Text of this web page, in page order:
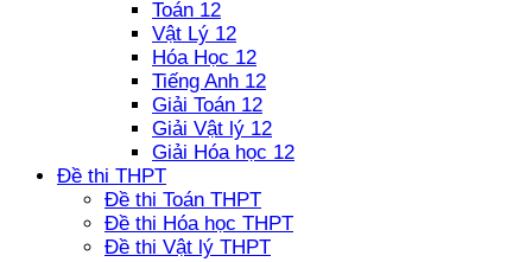
Toán 12
Vật Lý 12
Hóa Học 12
Tiếng Anh 12
Giải Toán 12
Giải Vật lý 12
Giải Hóa học 12
Đề thi THPT
Đề thi Toán THPT
Đề thi Hóa học THPT
Đề thi Vật lý THPT